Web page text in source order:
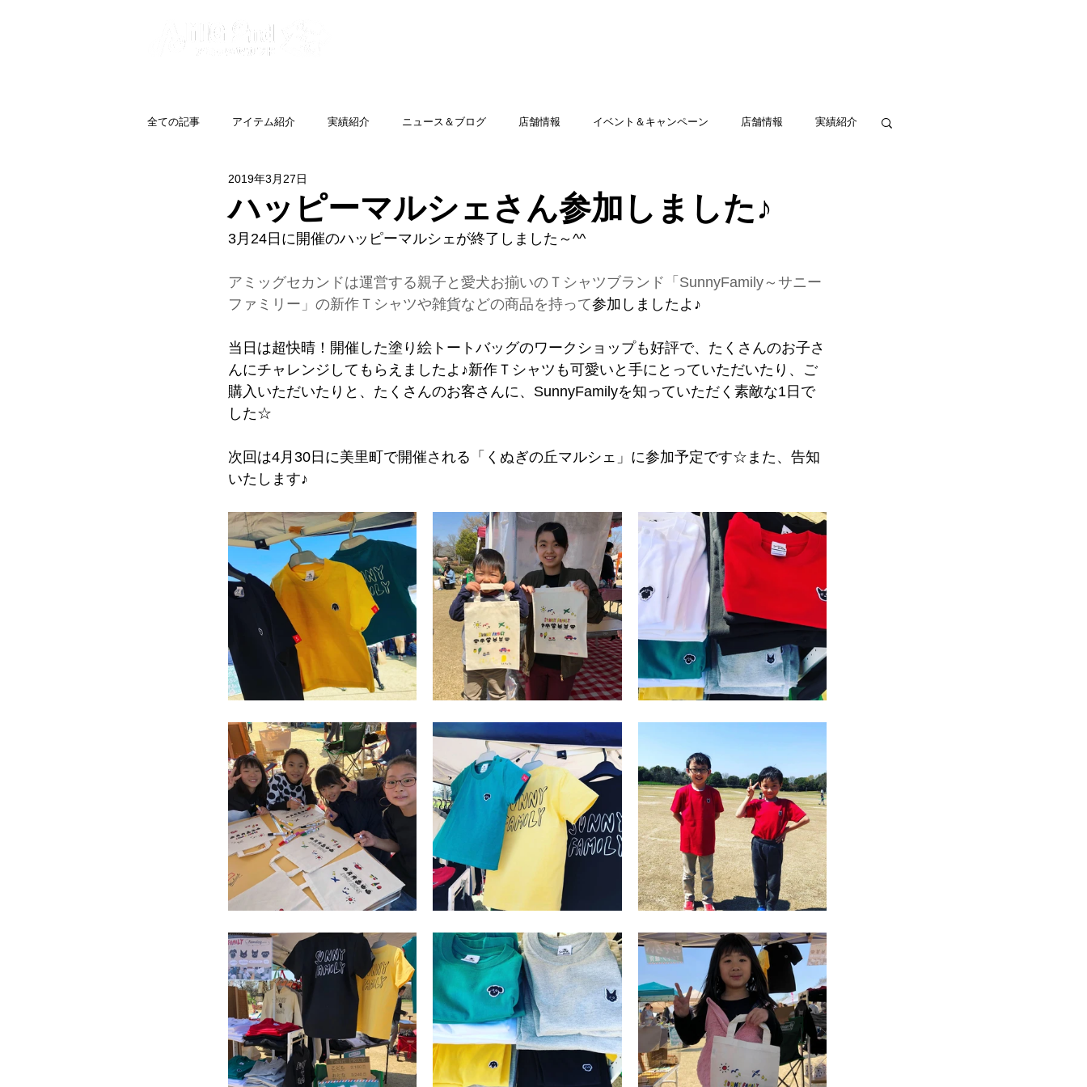
全ての記事 アイテム紹介 実績紹介 ニュース＆ブログ 店舗情報 イベント＆キャンペーン 店舗情報 実績紹介
ハッピーマルシェさん参加しました♪
2019年3月27日
3月24日に開催のハッピーマルシェが終了しました～^^
アミッグセカンドは運営する親子と愛犬お揃いのＴシャツブランド「SunnyFamily～サニー
ファミリー」の新作Ｔシャツや雑貨などの商品を持って参加しましたよ♪
当日は超快晴！開催した塗り絵トートバッグのワークショップも好評で、たくさんのお子さ
んにチャレンジしてもらえましたよ♪新作Ｔシャツも可愛いと手にとっていただいたり、ご
購入いただいたりと、たくさんのお客さんに、SunnyFamilyを知っていただく素敵な1日で
した☆
次回は4月30日に美里町で開催される「くぬぎの丘マルシェ」に参加予定です☆また、告知
いたします♪